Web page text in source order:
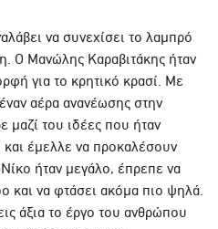
να συνεχίσει το λαμπρό
Ο Μανώλης Καραβιτάκης ήταν
για το κρητικό κρασί. Με
αέρα ανανέωσης στην
μαζί του ιδέες που ήταν
και έμελλε να προκαλέσουν
ήταν μεγάλο, έπρεπε να
και να φτάσει ακόμα πιο ψηλά.
άξια το έργο του ανθρώπου